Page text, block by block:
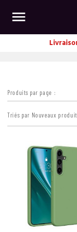

Produits par page :
Triés par Nouveaux